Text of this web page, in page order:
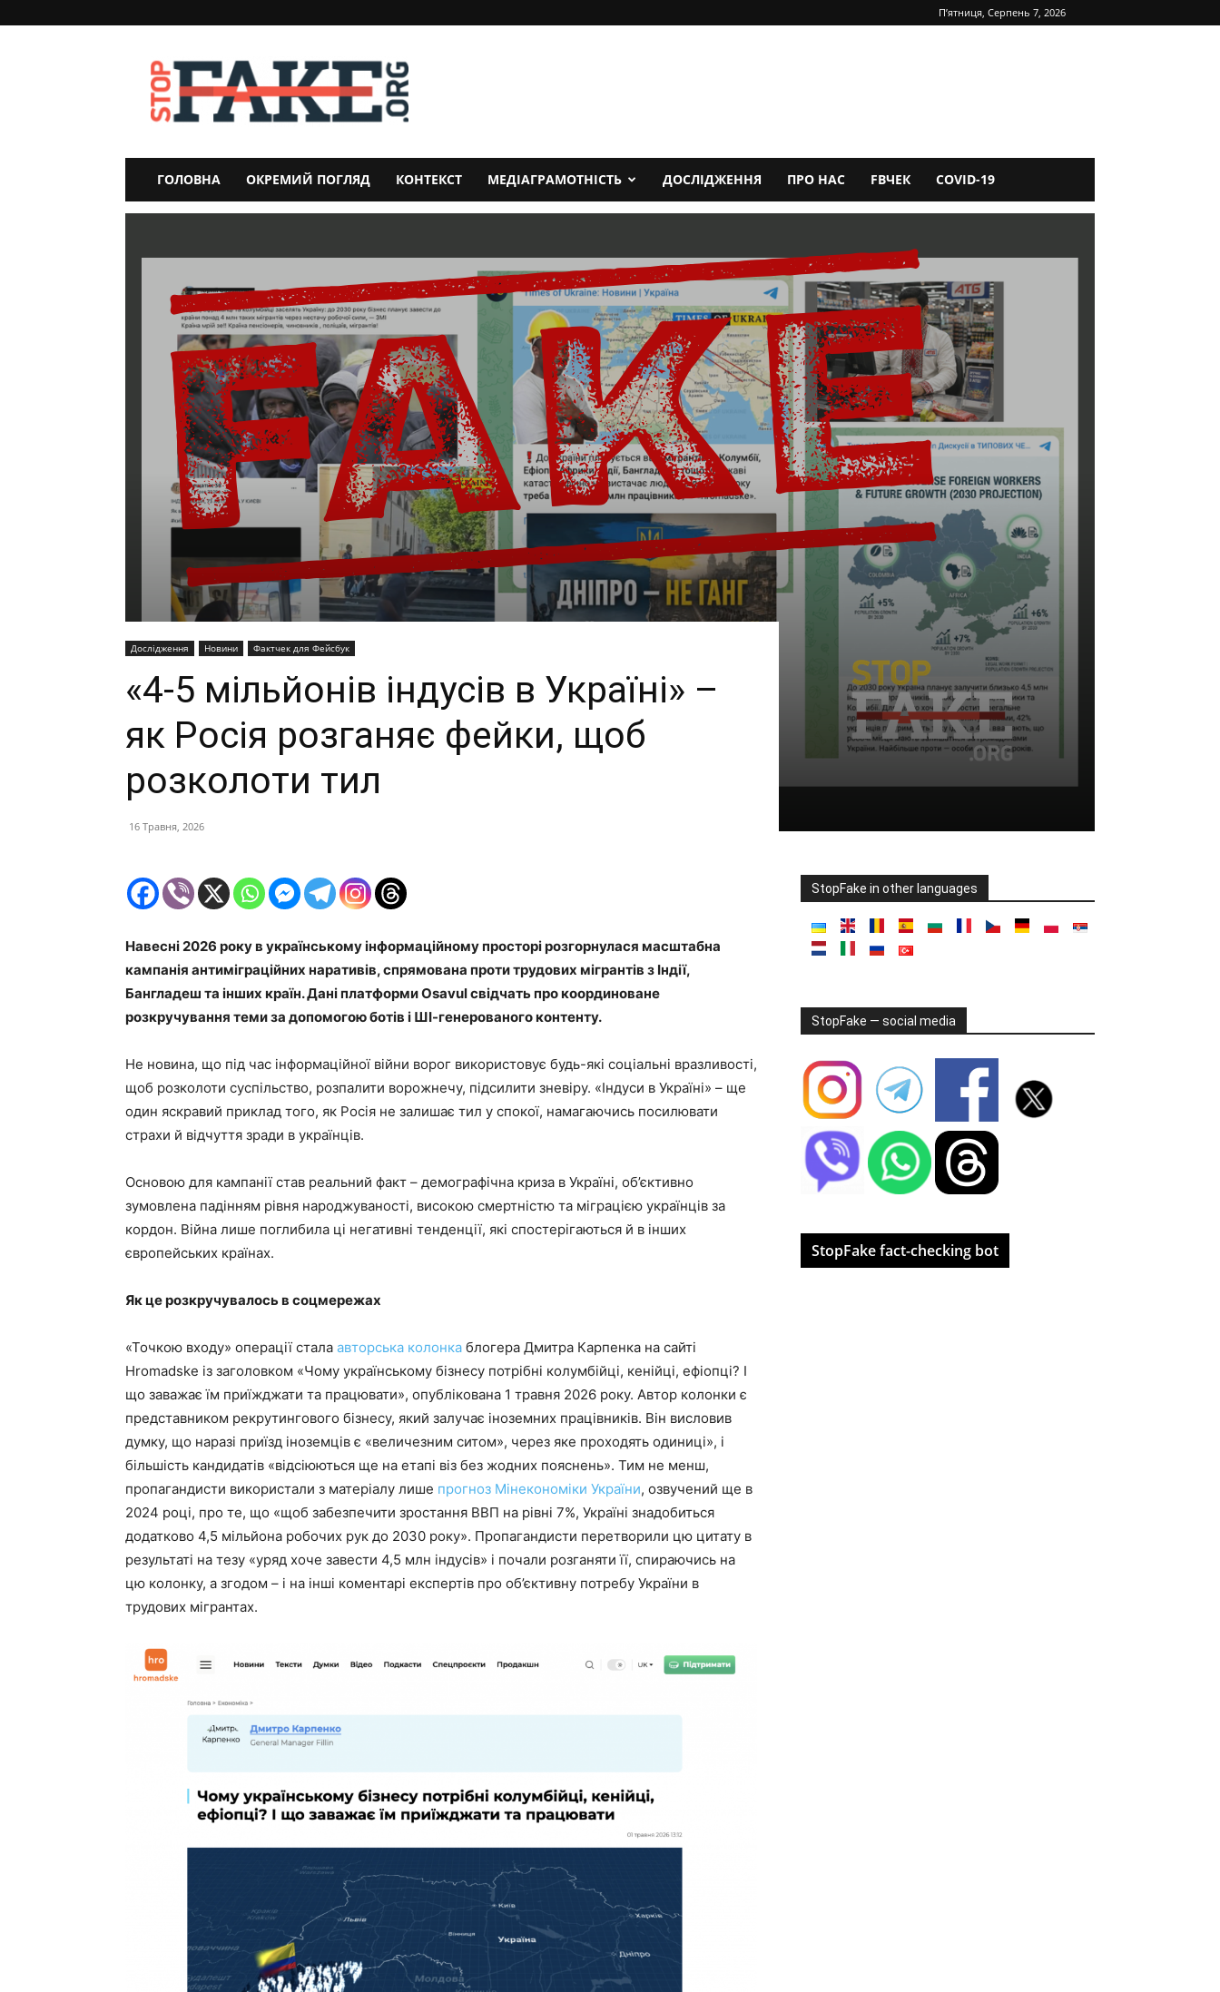
П’ятниця, Серпень 7, 2026
StopFake
ГОЛОВНА ОКРЕМИЙ ПОГЛЯД КОНТЕКСТ МЕДІАГРАМОТНІСТЬ ДОСЛІДЖЕННЯ ПРО НАС FBЧЕК COVID-19
Дослідження Новини Фактчек для Фейсбук
«4-5 мільйонів індусів в Україні» –
як Росія розганяє фейки, щоб
розколоти тил
16 Травня, 2026
Навесні 2026 року в українському інформаційному просторі розгорнулася масштабна
кампанія антиміграційних наративів, спрямована проти трудових мігрантів з Індії,
Бангладеш та інших країн. Дані платформи Osavul свідчать про координоване
розкручування теми за допомогою ботів і ШІ-генерованого контенту.
Не новина, що під час інформаційної війни ворог використовує будь-які соціальні вразливості,
щоб розколоти суспільство, розпалити ворожнечу, підсилити зневіру. «Індуси в Україні» – ще
один яскравий приклад того, як Росія не залишає тил у спокої, намагаючись посилювати
страхи й відчуття зради в українців.
Основою для кампанії став реальний факт – демографічна криза в Україні, об’єктивно
зумовлена падінням рівня народжуваності, високою смертністю та міграцією українців за
кордон. Війна лише поглибила ці негативні тенденції, які спостерігаються й в інших
європейських країнах.
Як це розкручувалось в соцмережах
«Точкою входу» операції стала авторська колонка блогера Дмитра Карпенка на сайті
Hromadske із заголовком «Чому українському бізнесу потрібні колумбійці, кенійці, ефіопці? І
що заважає їм приїжджати та працювати», опублікована 1 травня 2026 року. Автор колонки є
представником рекрутингового бізнесу, який залучає іноземних працівників. Він висловив
думку, що наразі приїзд іноземців є «величезним ситом», через яке проходять одиниці», і
більшість кандидатів «відсіюються ще на етапі віз без жодних пояснень». Тим не менш,
пропагандисти використали з матеріалу лише прогноз Мінекономіки України, озвучений ще в
2024 році, про те, що «щоб забезпечити зростання ВВП на рівні 7%, Україні знадобиться
додатково 4,5 мільйона робочих рук до 2030 року». Пропагандисти перетворили цю цитату в
результаті на тезу «уряд хоче завести 4,5 млн індусів» і почали розганяти її, спираючись на
цю колонку, а згодом – і на інші коментарі експертів про об’єктивну потребу України в
трудових мігрантах.
StopFake in other languages
StopFake — social media
StopFake fact-checking bot